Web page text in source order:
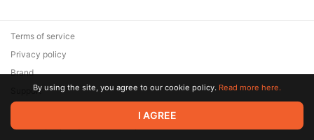
© 2026 Zaya Solutions Limited. All rights reserved. All trademarks
are the property of their respective owners.
Terms of service
Privacy policy
Brand
SupportBy using the site, you agree to our cookie policy. Read more here.
I AGREE